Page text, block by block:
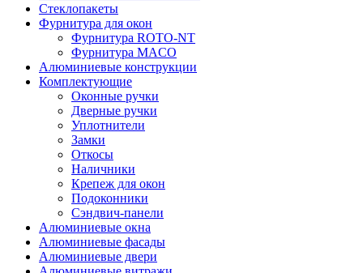
Стеклопакеты
Фурнитура для окон
Фурнитура ROTO-NT
Фурнитура MACO
Алюминиевые конструкции
Комплектующие
Оконные ручки
Дверные ручки
Уплотнители
Замки
Откосы
Наличники
Крепеж для окон
Подоконники
Сэндвич-панели
Алюминиевые окна
Алюминиевые фасады
Алюминиевые двери